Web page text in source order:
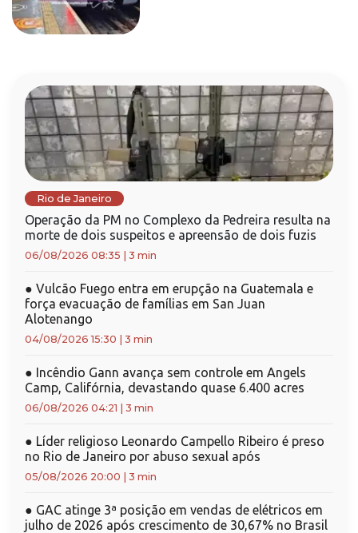
Rio de Janeiro
Operação da PM no Complexo da Pedreira resulta na
morte de dois suspeitos e apreensão de dois fuzis
06/08/2026 08:35 3 min
● Vulcão Fuego entra em erupção na Guatemala e
força evacuação de famílias em San Juan
Alotenango
04/08/2026 15:30 3 min
● Incêndio Gann avança sem controle em Angels
Camp, Califórnia, devastando quase 6.400 acres
06/08/2026 04:21 3 min
● Líder religioso Leonardo Campello Ribeiro é preso
no Rio de Janeiro por abuso sexual após
05/08/2026 20:00 3 min
● GAC atinge 3ª posição em vendas de elétricos em
julho de 2026 após crescimento de 30,67% no Brasil